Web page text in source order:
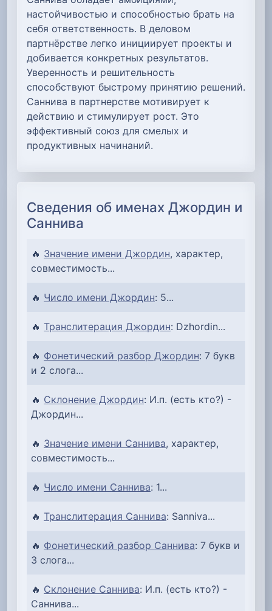
настойчивостью и способностью брать на
себя ответственность. В деловом
партнёрстве легко инициирует проекты и
добивается конкретных результатов.
Уверенность и решительность
способствуют быстрому принятию решений.
Саннива в партнерстве мотивирует к
действию и стимулирует рост. Это
эффективный союз для смелых и
продуктивных начинаний.
Сведения об именах Джордин и
Саннива
🔥 Значение имени Джордин, характер,
совместимость...
🔥 Число имени Джордин: 5...
🔥 Транслитерация Джордин: Dzhordin...
🔥 Фонетический разбор Джордин: 7 букв
и 2 слога...
🔥 Склонение Джордин: И.п. (есть кто?) -
Джордин...
🔥 Значение имени Саннива, характер,
совместимость...
🔥 Число имени Саннива: 1...
🔥 Транслитерация Саннива: Sanniva...
🔥 Фонетический разбор Саннива: 7 букв и
3 слога...
🔥 Склонение Саннива: И.п. (есть кто?) -
Саннива...